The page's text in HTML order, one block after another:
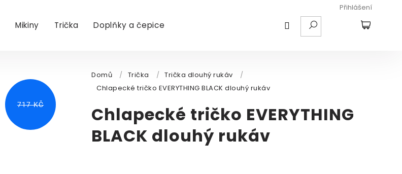
Přihlášení
HLEDAT
NÁKUPNÍ
Mikiny Trička Doplňky a čepice
717 KČ
Domů / Trička / Trička dlouhý rukáv
/
Chlapecké tričko EVERYTHING BLACK dlouhý rukáv
Chlapecké tričko EVERYTHING
BLACK dlouhý rukáv